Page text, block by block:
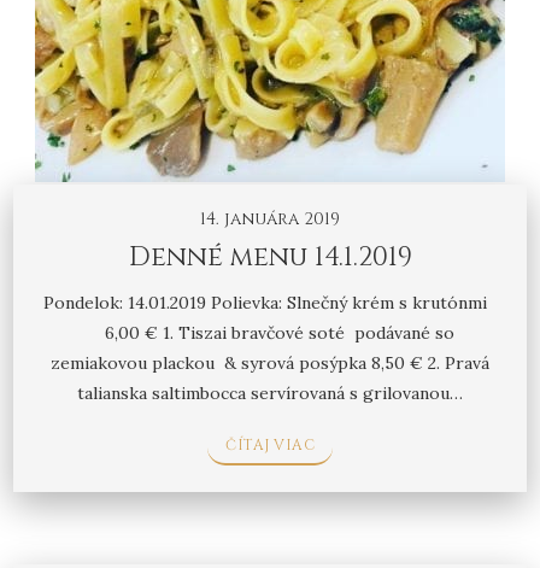
14. januára 2019
Denné menu 14.1.2019
Pondelok: 14.01.2019 Polievka: Slnečný krém s krutónmi
6,00 € 1. Tiszai bravčové soté podávané so
zemiakovou plackou & syrová posýpka 8,50 € 2. Pravá
talianska saltimbocca servírovaná s grilovanou…
ČÍTAJ VIAC